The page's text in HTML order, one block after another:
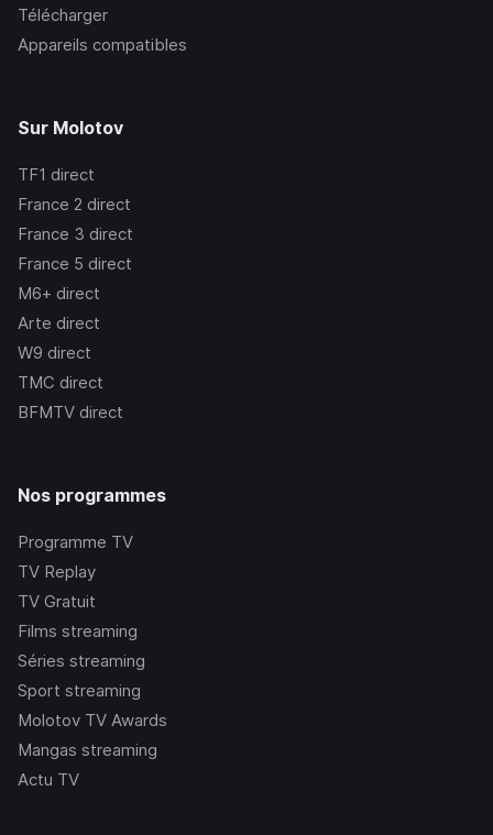
Télécharger
Appareils compatibles
Sur Molotov
TF1 direct
France 2 direct
France 3 direct
France 5 direct
M6+ direct
Arte direct
W9 direct
TMC direct
BFMTV direct
Nos programmes
Programme TV
TV Replay
TV Gratuit
Films streaming
Séries streaming
Sport streaming
Molotov TV Awards
Mangas streaming
Actu TV